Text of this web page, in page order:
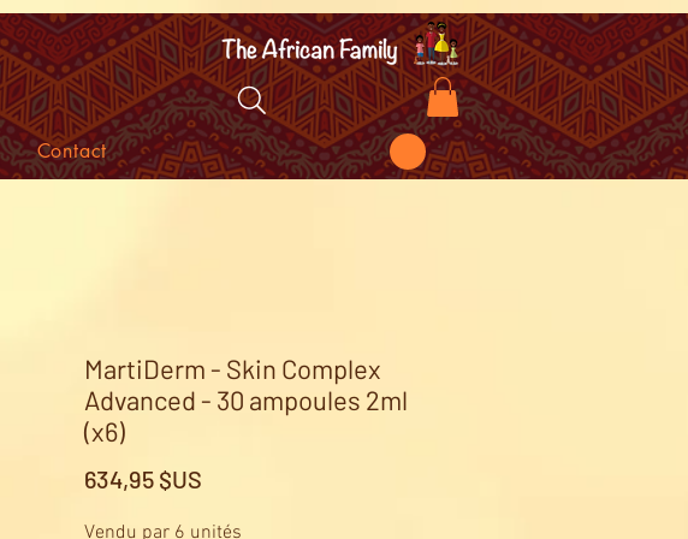
Contact
MartiDerm - Skin Complex
Advanced - 30 ampoules 2ml
(x6)
634,95 $US
Vendu par 6 unités